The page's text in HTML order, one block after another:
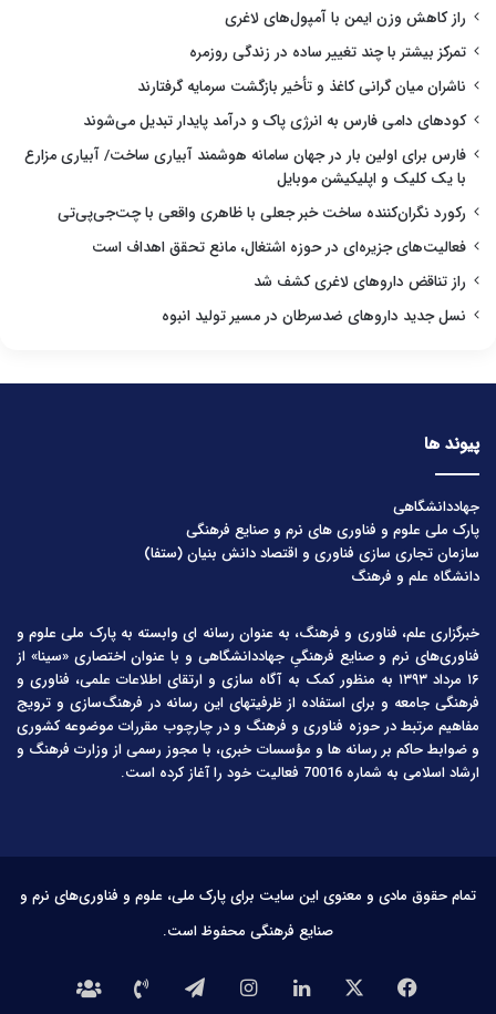
راز کاهش وزن ایمن با آمپول‌های لاغری
تمرکز بیشتر با چند تغییر ساده در زندگی روزمره
ناشران میان گرانی کاغذ و تأخیر بازگشت سرمایه گرفتارند
کودهای دامی فارس به انرژی پاک و درآمد پایدار تبدیل می‌شوند
فارس برای اولین بار در جهان سامانه هوشمند آبیاری ساخت/ آبیاری مزارع
با یک کلیک و اپلیکیشن موبایل
رکورد نگران‌کننده ساخت خبر جعلی با ظاهری واقعی با چت‌جی‌پی‌تی
فعالیت‌های جزیره‌ای در حوزه اشتغال، مانع تحقق اهداف است
راز تناقض داروهای لاغری کشف شد
نسل جدید داروهای ضدسرطان در مسیر تولید انبوه
پیوند ها
جهاددانشگاهی
پارک ملی علوم و فناوری های نرم و صنایع فرهنگی
سازمان تجاری سازی فناوری و اقتصاد دانش بنیان (ستفا)
دانشگاه علم و فرهنگ
خبرگزاری علم، فناوری و فرهنگ، به عنوان رسانه ای وابسته به پارک ملی علوم و
فناوری‌های نرم و صنایع فرهنگیِ جهاددانشگاهی و با عنوان اختصاری «سینا» از
۱۶ مرداد ۱۳۹۳ به منظور کمک به آگاه سازی و ارتقای اطلاعات علمی، فناوری و
فرهنگی جامعه و برای استفاده از ظرفیتهای این رسانه در فرهنگ‌سازی و ترویج
مفاهیم مرتبط در حوزه فناوری و فرهنگ و در چارچوب مقررات موضوعه کشوری
و ضوابط حاکم بر رسانه ها و مؤسسات خبری، با مجوز رسمی از وزارت فرهنگ و
ارشاد اسلامی به شماره 70016 فعالیت خود را آغاز کرده است.
تمام حقوق مادی و معنوی این سایت برای پارک ملی، علوم و فناوری‌های نرم و
صنایع فرهنگی محفوظ است.
فیس لینکدیناینستاگرامتلگرامتماس درباره